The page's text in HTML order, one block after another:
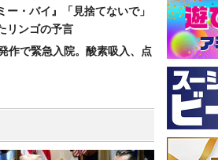
ー・バイ』「見捨てないで」
リンゴの予言
作で緊急入院。酸素吸入、点